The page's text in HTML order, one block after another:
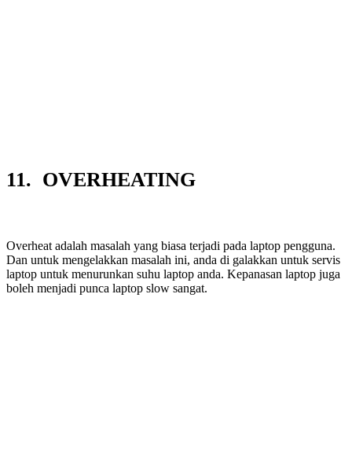
11. OVERHEATING
Overheat adalah masalah yang biasa terjadi pada laptop pengguna.
Dan untuk mengelakkan masalah ini, anda di galakkan untuk servis
laptop untuk menurunkan suhu laptop anda. Kepanasan laptop juga
boleh menjadi punca laptop slow sangat.